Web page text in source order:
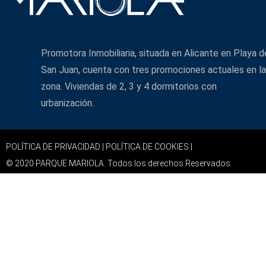
Promotora Inmobiliaria, situada en Alicante en Playa
San Juan, cuenta con tres promociones actuales en la
zona. Viviendas de 2, 3 y 4 dormitorios con
urbanización.
POLÍTICA DE PRIVACIDAD |
POLÍTICA DE COOKIES |
© 2020 PARQUE MARIOLA. Todos los derechos Reservados.